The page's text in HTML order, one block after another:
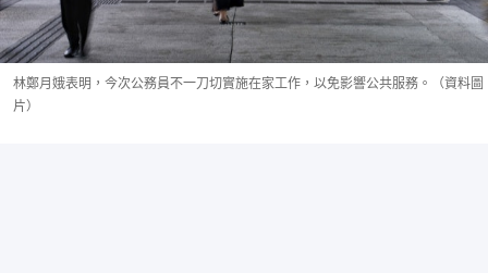
林鄭月娥表明，今次公務員不一刀切實施在家工作，以免影響公共服務。（資料圖
片）